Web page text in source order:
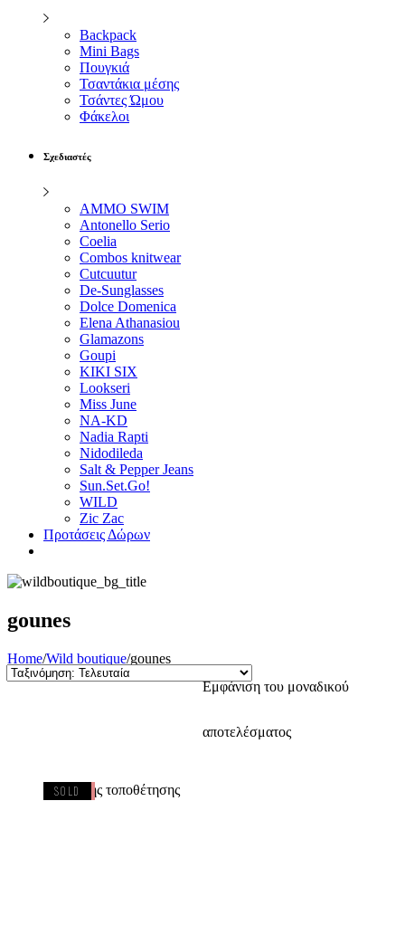
Backpack
Mini Bags
Πουγκιά
Τσαντάκια μέσης
Τσάντες Ώμου
Φάκελοι
Σχεδιαστές
AMMO SWIM
Antonello Serio
Coelia
Combos knitwear
Cutcuutur
De-Sunglasses
Dolce Domenica
Elena Athanasiou
Glamazons
Goupi
KIKI SIX
Lookseri
Miss June
NA-KD
Nadia Rapti
Nidodileda
Salt & Pepper Jeans
Sun.Set.Go!
WILD
Zic Zac
Προτάσεις Δώρων
gounes
Home/Wild boutique/gounes
Εμφάνιση του μοναδικού
αποτελέσματος
-50%
SOLD